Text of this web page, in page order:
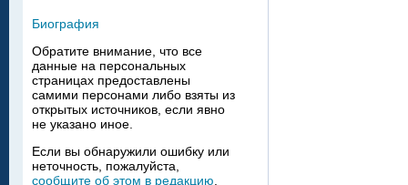
Биография
Обратите внимание, что все
данные на персональных
страницах предоставлены
самими персонами либо взяты из
открытых источников, если явно
не указано иное.
Если вы обнаружили ошибку или
неточность, пожалуйста,
сообщите об этом в редакцию